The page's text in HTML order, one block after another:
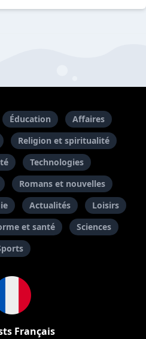
Éducation
Affaires
Religion et spiritualité
Technologies
Romans et nouvelles
Actualités
Loisirs
et santé
Sciences
Français